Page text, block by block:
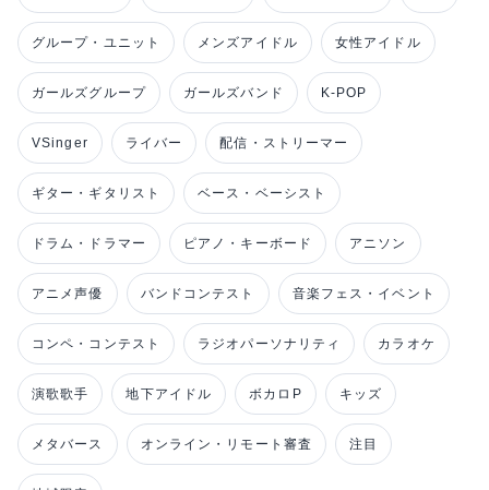
グループ・ユニット メンズアイドル 女性アイドル
ガールズグループ ガールズバンド K-POP
VSinger ライバー 配信・ストリーマー
ギター・ギタリスト ベース・ベーシスト
ドラム・ドラマー ピアノ・キーボード アニソン
アニメ声優 バンドコンテスト 音楽フェス・イベント
コンペ・コンテスト ラジオパーソナリティ カラオケ
演歌歌手 地下アイドル ボカロP キッズ
メタバース オンライン・リモート審査 注目